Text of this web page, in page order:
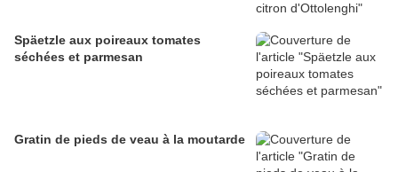
Späetzle aux poireaux tomates
séchées et parmesan
Gratin de pieds de veau à la moutarde